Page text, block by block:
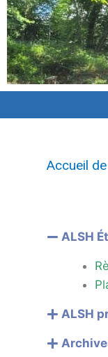
Accueil
ALSH
ALSH